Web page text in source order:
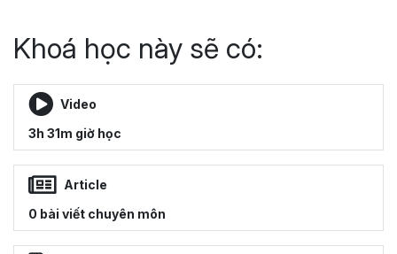
Khoá học này sẽ có:
Video
3h 31m giờ học
Article
0 bài viết chuyên môn